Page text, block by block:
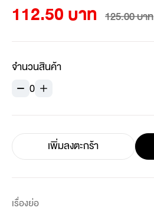
112.50 บาท 125.00 บาท
จำนวนสินค้า
0
เพิ่มลงตะกร้า
เรื่องย่อ